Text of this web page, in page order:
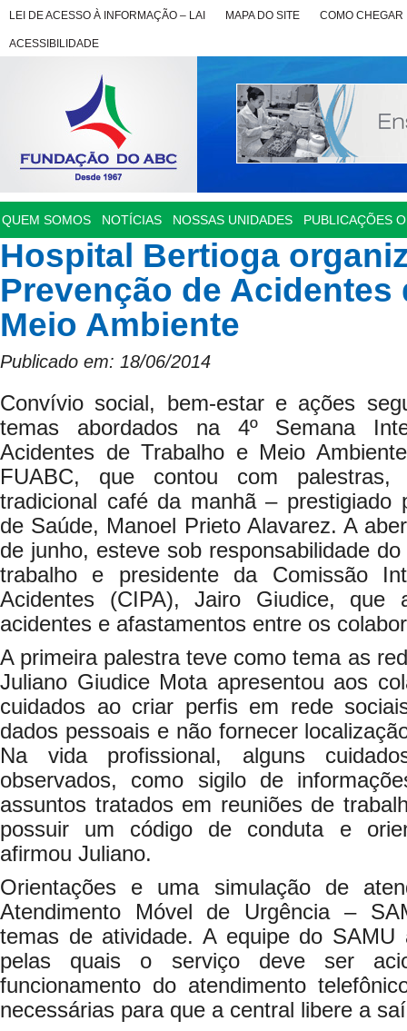
LEI DE ACESSO À INFORMAÇÃO – LAI MAPA DO SITE COMO CHEGAR
ACESSIBILIDADE
QUEM SOMOS NOTÍCIAS NOSSAS UNIDADES PUBLICAÇÕES
Hospital Bertioga
Prevenção de Acidentes
Meio Ambiente
Publicado em: 18/06/2014
Convívio social, bem-estar e ações
temas abordados na 4º Semana
Acidentes de Trabalho e Meio
FUABC, que contou com
tradicional café da manhã – prestigiado
de Saúde, Manoel Prieto Alavarez. A
de junho, esteve sob responsabilidade
trabalho e presidente da Comissão
Acidentes (CIPA), Jairo Giudice, que
acidentes e afastamentos entre os
A primeira palestra teve como tema as
Juliano Giudice Mota apresentou aos
cuidados ao criar perfis em rede
dados pessoais e não fornecer
Na vida profissional, alguns
observados, como sigilo de
assuntos tratados em reuniões de
possuir um código de conduta e
afirmou Juliano.
Orientações e uma simulação de
Atendimento Móvel de Urgência –
temas de atividade. A equipe do SAMU
pelas quais o serviço deve ser
funcionamento do atendimento
necessárias para que a central libere a